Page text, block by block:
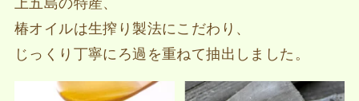
上五島の特産、
椿オイルは生搾り製法にこだわり、
じっくり丁寧にろ過を重ねて抽出しました。